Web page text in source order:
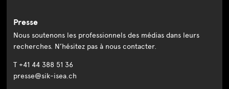
Presse
Nous soutenons les professionnels des médias dans leurs
recherches. N’hésitez pas à nous contacter.
T +41 44 388 51 36
presse@sik-isea.ch